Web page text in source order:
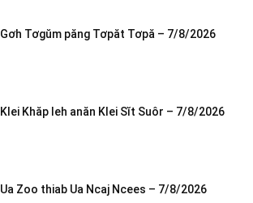
Gơh Tơgŭm păng Tơpăt Tơpă – 7/8/2026
Klei Khăp leh anăn Klei Sĭt Suôr – 7/8/2026
Ua Zoo thiab Ua Ncaj Ncees – 7/8/2026